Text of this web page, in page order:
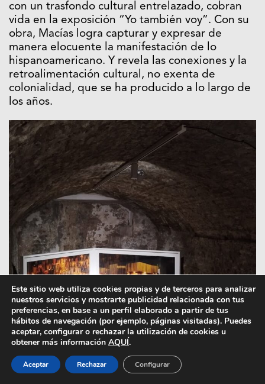
con un trasfondo cultural entrelazado, cobran
vida en la exposición “Yo también voy”. Con su
obra, Macías logra capturar y expresar de
manera elocuente la manifestación de lo
hispanoamericano. Y revela las conexiones y la
retroalimentación cultural, no exenta de
colonialidad, que se ha producido a lo largo de
los años.
Este sitio web utiliza cookies propias y de terceros para analizar
nuestros servicios y mostrarte publicidad relacionada con tus
preferencias, en base a un perfil elaborado a partir de tus
hábitos de navegación (por ejemplo, páginas visitadas). Puedes
aceptar, configurar o rechazar la utilización de cookies u
obtener más información AQUÍ.
Aceptar Rechazar Configurar